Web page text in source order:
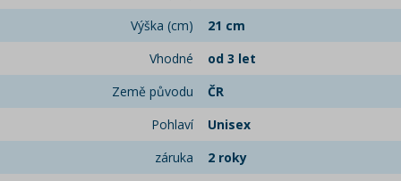
Výška (cm)
21 cm
Vhodné
od 3 let
Země původu
ČR
Pohlaví
Unisex
záruka
2 roky